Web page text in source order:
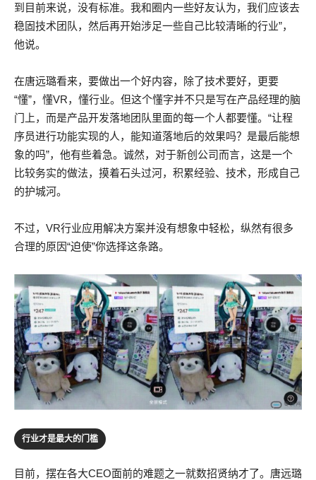
到目前来说，没有标准。我和圈内一些好友认为，我们应该去
稳固技术团队，然后再开始涉足一些自己比较清晰的行业”，
他说。
在唐远璐看来，要做出一个好内容，除了技术要好，更要
“懂”，懂VR，懂行业。但这个懂字并不只是写在产品经理的脑
门上，而是产品开发落地团队里面的每一个人都要懂。“让程
序员进行功能实现的人，能知道落地后的效果吗？是最后能想
象的吗”，他有些着急。诚然，对于新创公司而言，这是一个
比较务实的做法，摸着石头过河，积累经验、技术，形成自己
的护城河。
不过，VR行业应用解决方案并没有想象中轻松，纵然有很多
合理的原因“迫使”你选择这条路。
行业才是最大的门槛
目前，摆在各大CEO面前的难题之一就数招贤纳才了。唐远璐